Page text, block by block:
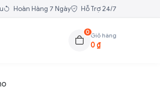
Hoàn Hàng 7 Ngày Hỗ Trợ 24/7
0Giỏ hàng
0₫